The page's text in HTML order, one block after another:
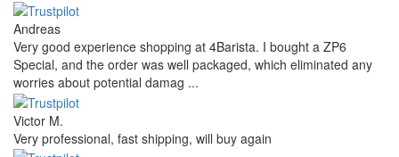
Andreas
Very good experience shopping at 4Barista. I bought a ZP6
Special, and the order was well packaged, which eliminated any
worries about potential damag ...
Victor M.
Very professional, fast shipping, will buy again